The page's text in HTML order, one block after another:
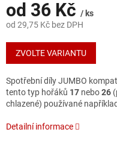
od 36 Kč / ks
od 29,75 Kč bez DPH
Měrná
cena:
ZVOLTE VARIANTU
Spotřební díly JUMBO
tento typ hořáků 17 nebo26
chlazené) používané
Detailní informace